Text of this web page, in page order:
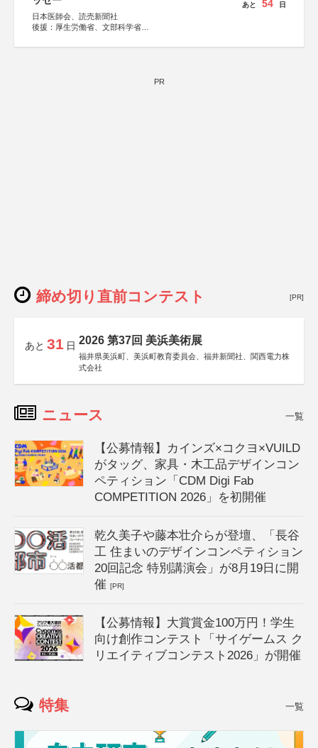
日本医師会、読売新聞社
後援：厚生労働省、文部科学省
しん生命保険株式会社
あと 54 日
PR
締め切り直前コンテスト [PR]
あと 31 日 2026 第37回 美浜美術展
福井県美浜町、美浜町教育委員会、福井新聞社、関西電力株
式会社
ニュース 一覧
【公募情報】カインズ×コクヨ×VUILD
がタッグ、家具・木工品デザインコン
ペティション「CDM Digi Fab
COMPETITION 2026」を初開催
乾久美子や藤本壮介らが登壇、「長谷
工 住まいのデザインコンペティション
20回記念 特別講演会」が8月19日に開
催[PR]
【公募情報】大賞賞金100万円！学生
向け創作コンテスト「サイゲームス ク
リエイティブコンテスト2026」が開催
特集 一覧